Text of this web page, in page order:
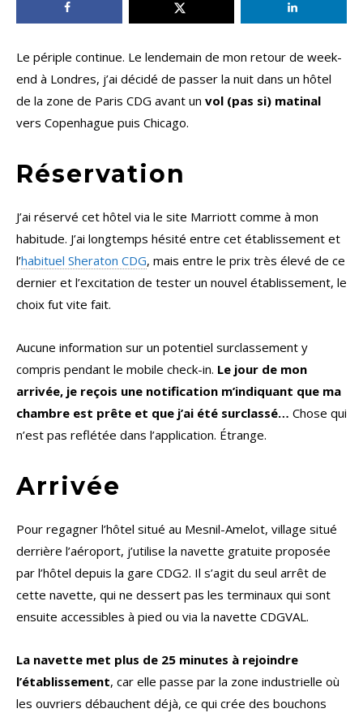
Le périple continue. Le lendemain de mon retour de week-
end à Londres, j’ai décidé de passer la nuit dans un hôtel
de la zone de Paris CDG avant un vol (pas si) matinal
vers Copenhague puis Chicago.
Réservation
J’ai réservé cet hôtel via le site Marriott comme à mon
habitude. J’ai longtemps hésité entre cet établissement et
l’habituel Sheraton CDG, mais entre le prix très élevé de ce
dernier et l’excitation de tester un nouvel établissement, le
choix fut vite fait.
Aucune information sur un potentiel surclassement y
compris pendant le mobile check-in. Le jour de mon
arrivée, je reçois une notification m’indiquant que ma
chambre est prête et que j’ai été surclassé… Chose qui
n’est pas reflétée dans l’application. Étrange.
Arrivée
Pour regagner l’hôtel situé au Mesnil-Amelot, village situé
derrière l’aéroport, j’utilise la navette gratuite proposée
par l’hôtel depuis la gare CDG2. Il s’agit du seul arrêt de
cette navette, qui ne dessert pas les terminaux qui sont
ensuite accessibles à pied ou via la navette CDGVAL.
La navette met plus de 25 minutes à rejoindre
l’établissement, car elle passe par la zone industrielle où
les ouvriers débauchent déjà, ce qui crée des bouchons